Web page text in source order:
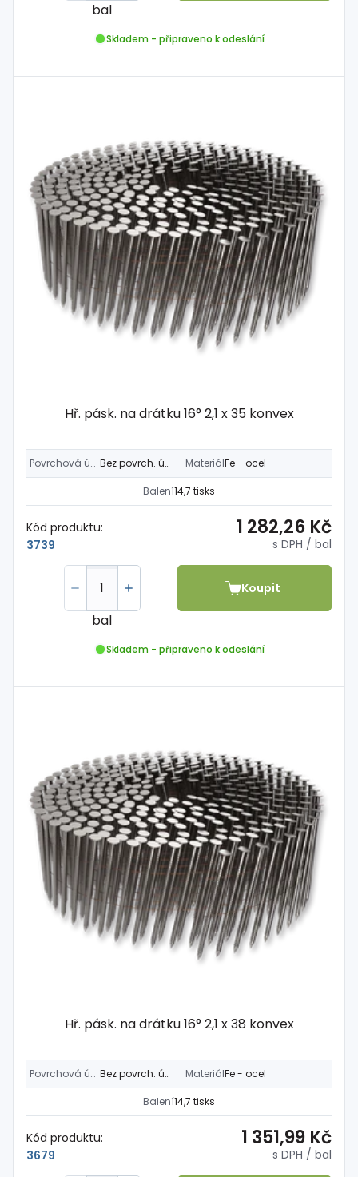
bal
Skladem - připraveno k odeslání
Hř. pásk. na drátku 16° 2,1 x 35 konvex
Povrchová úprava Bez povrch. úpravy MateriálFe - ocel
Balení14,7 tisks
Kód produktu:
3739
1 282,26 Kč
s DPH / bal
bal
Koupit
Skladem - připraveno k odeslání
Hř. pásk. na drátku 16° 2,1 x 38 konvex
Povrchová úprava Bez povrch. úpravy MateriálFe - ocel
Balení14,7 tisks
Kód produktu:
3679
1 351,99 Kč
s DPH / bal